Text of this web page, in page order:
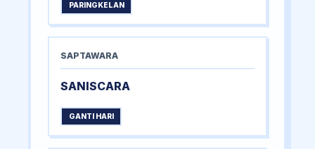
PARINGKELAN
SAPTAWARA
SANISCARA
GANTI HARI